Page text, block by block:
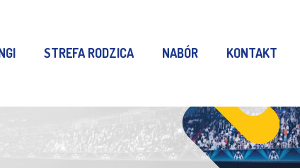
STREFA RODZICA NABÓR KONTAKT